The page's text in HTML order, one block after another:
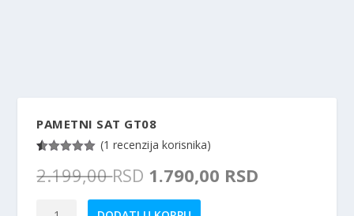
PAMETNI SAT GT08
5.00od 5
na osnovu
(1 recenzija korisnika)
2.199,00RSD O
i
1.790,00 RSD
Pametni